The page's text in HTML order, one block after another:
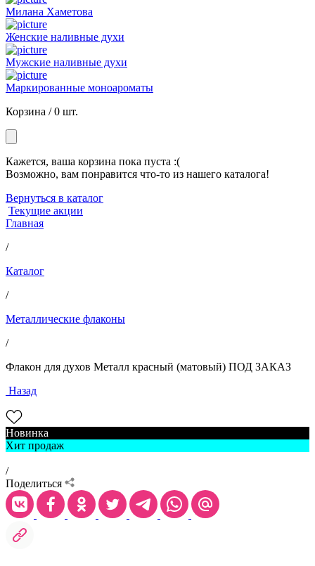
Милана Хаметова
Женские наливные духи
Мужские наливные духи
Маркированные моноароматы
Корзина /0 шт.
Кажется, ваша корзина пока пуста :(
Возможно, вам понравится что-то из нашего каталога!
Вернуться в каталог
Текущие акции
Главная
/
Каталог
/
Металлические флаконы
/
Флакон для духов Металл красный (матовый) ПОД ЗАКАЗ
Назад
Новинка
Хит продаж
/
Поделиться